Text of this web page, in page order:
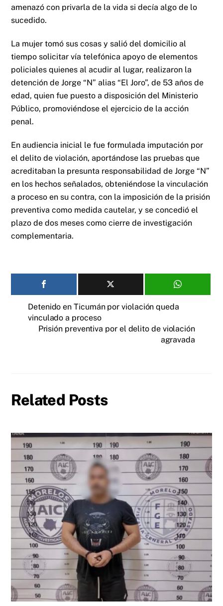
amenazó con privarla de la vida si decía algo de lo
sucedido.
La mujer tomó sus cosas y salió del domicilio al
tiempo solicitar vía telefónica apoyo de elementos
policiales quienes al acudir al lugar, realizaron la
detención de Jorge “N” alias “El Joro”, de 53 años de
edad, quien fue puesto a disposición del Ministerio
Público, promoviéndose el ejercicio de la acción
penal.
En audiencia inicial le fue formulada imputación por
el delito de violación, aportándose las pruebas que
acreditaban la presunta responsabilidad de Jorge “N”
en los hechos señalados, obteniéndose la vinculación
a proceso en su contra, con la imposición de la prisión
preventiva como medida cautelar, y se concedió el
plazo de dos meses como cierre de investigación
complementaria.
Detenido en Ticumán por violación queda
vinculado a proceso
Prisión preventiva por el delito de violación
agravada
Related Posts